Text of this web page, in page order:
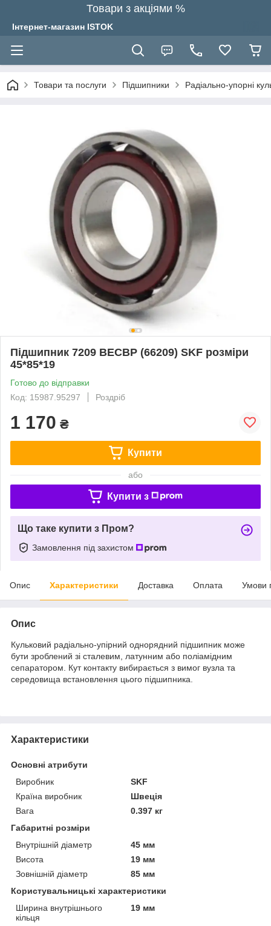
Товари з акціями %
Інтернет-магазин ISTOK
Товари та послуги Підшипники Радіально-упорні
Підшипник 7209 BECBP (66209) SKF розміри
45*85*19
Готово до відправки
Код: 15987.95297
Роздріб
1 170 ₴
Купити
або
Купити з
Що таке купити з Пром?
Замовлення під захистом
Опис Характеристики Доставка Оплата Умови
Опис
Кульковий радіально-упірний однорядний підшипник може
бути зроблений зі сталевим, латунним або поліамідним
сепаратором. Кут контакту вибирається з вимог вузла та
середовища встановлення цього підшипника.
Характеристики
Основні атрибути
Виробник
SKF
Країна виробник
Швеція
Вага
0.397 кг
Габаритні розміри
Внутрішній діаметр
45 мм
Висота
19 мм
Зовнішній діаметр
85 мм
Користувальницькі характеристики
Ширина внутрішнього
кільця
19 мм